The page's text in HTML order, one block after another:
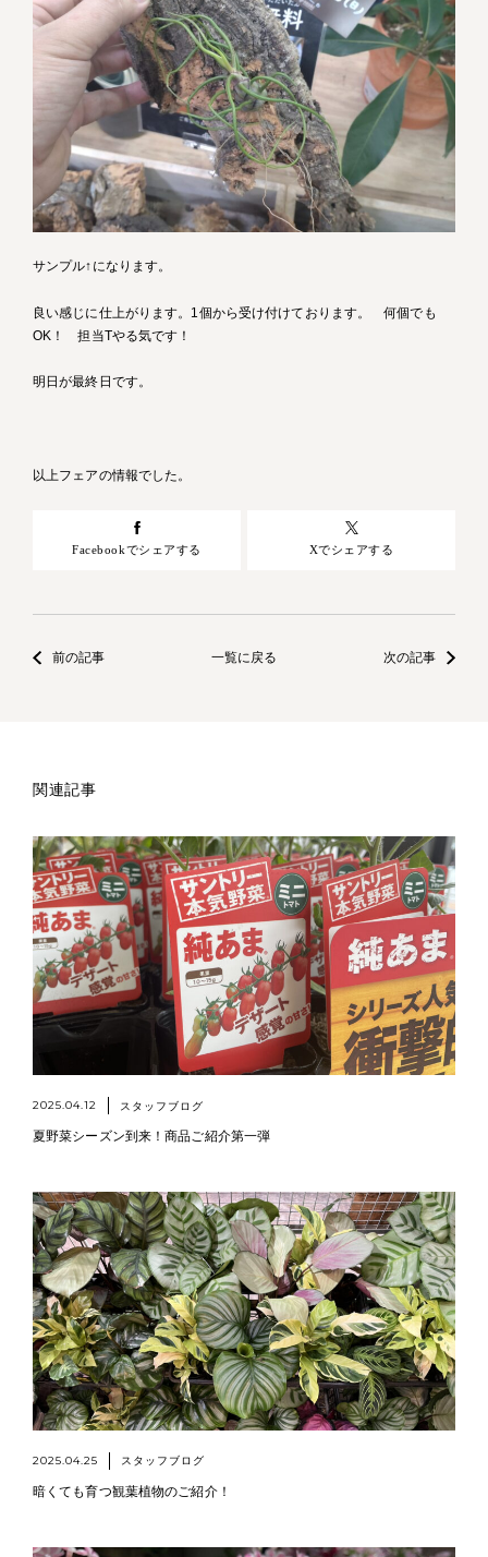
サンプル↑になります。
良い感じに仕上がります。1個から受け付けております。 何個でも
OK！ 担当Tやる気です！
明日が最終日です。
以上フェアの情報でした。
Facebookでシェアする Xでシェアする
前の記事 一覧に戻る 次の記事
関連記事
2025.04.12 スタッフブログ
夏野菜シーズン到来！商品ご紹介第一弾
2025.04.25 スタッフブログ
暗くても育つ観葉植物のご紹介！